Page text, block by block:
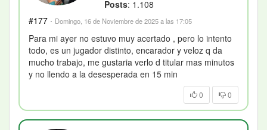
Posts: 1.108
#177 · Domingo, 16 de Noviembre de 2025 a las 17:05
Para mi ayer no estuvo muy acertado , pero lo intento
todo, es un jugador distinto, encarador y veloz q da
mucho trabajo, me gustaria verlo d titular mas minutos
y no llendo a la desesperada en 15 min
0 0